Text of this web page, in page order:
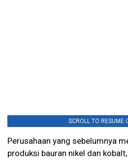
SCROLL TO RESUME
Perusahaan yang sebelumnya
produksi bauran nikel dan